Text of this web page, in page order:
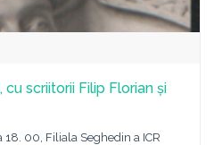
scriitorii Filip Florian și
00, Filiala Seghedin a ICR